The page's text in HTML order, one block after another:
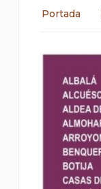
Portada